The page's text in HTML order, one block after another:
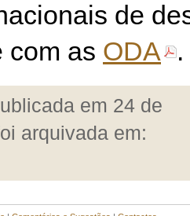
de
com as ODA .
em 24 de
arquivada em: